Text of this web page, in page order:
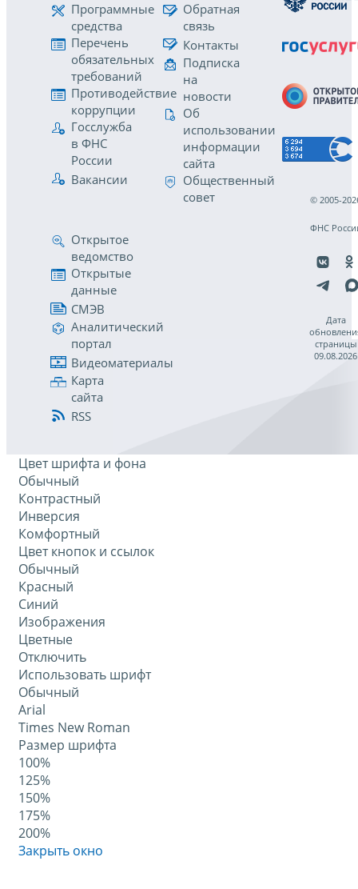
Программные
средства
Перечень
обязательных
требований
Противодействие
коррупции
Госслужба
в ФНС
России
Вакансии
Обратная
связь
Контакты
Подписка
на
новости
Об
использовании
информации
сайта
Общественный
совет
Открытое
ведомство
Открытые
данные
СМЭВ
Аналитический
портал
Видеоматериалы
Карта
сайта
RSS
© 2005-
ФНС
Дата
страницы
09.08.2026
Цвет шрифта и фона
Обычный
Контрастный
Инверсия
Комфортный
Цвет кнопок и ссылок
Обычный
Красный
Синий
Изображения
Цветные
Отключить
Использовать шрифт
Обычный
Arial
Times New Roman
Размер шрифта
100%
125%
150%
175%
200%
Закрыть окно